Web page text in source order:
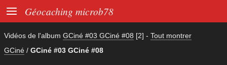
 Géocaching microb78
Vidéos de l'album GCiné #03 GCiné #08 [2] - Tout montrer
GCiné / GCiné #03 GCiné #08